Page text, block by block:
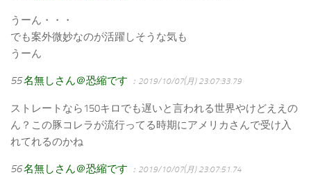
うーん・・・
でも案外微妙なのが活躍しそうな気も
うーん
55名無しさん＠恐縮です ：2019/10/07(月) 23:07:33.79
ストレートなら150キロでも遅いと言われる世界やけどええの
ん？この豚コレラが流行ってる時期にアメリカさんで受け入
れてれるのかね
56名無しさん＠恐縮です ：2019/10/07(月) 23:07:51.74